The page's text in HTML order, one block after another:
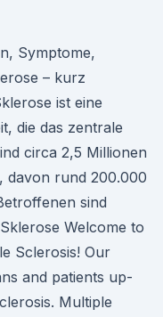
Symptome,
– kurz
ist eine
die das zentrale
circa 2,5 Millionen
davon rund 200.000
sind
Welcome to
Sclerosis! Our
and patients up-
Multiple